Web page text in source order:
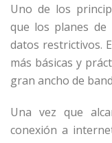
Uno de los
que los planes
datos restrictivos.
más básicas y
gran ancho de
Una vez que
conexión a